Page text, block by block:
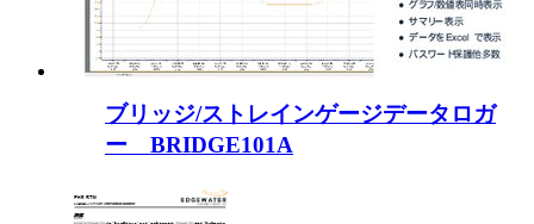
ブリッジ/ストレインゲージデータロガ
ー BRIDGE101A